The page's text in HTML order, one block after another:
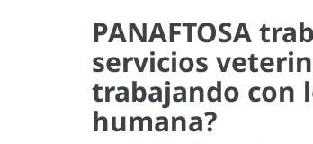
PANAFTOSA
servicios
trabajando con
humana?